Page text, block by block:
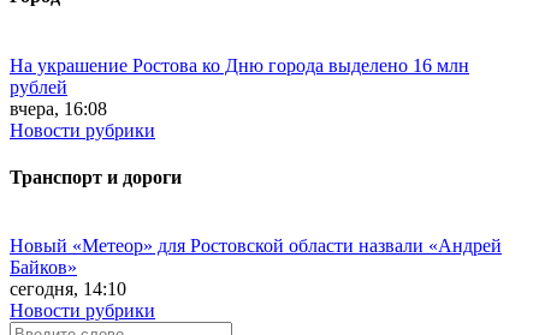
На украшение Ростова ко Дню города выделено 16 млн
рублей
вчера, 16:08
Новости рубрики
Транспорт и дороги
Новый «Метеор» для Ростовской области назвали «Андрей
Байков»
сегодня, 14:10
Новости рубрики